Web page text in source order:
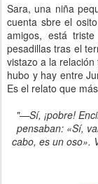
Sara, una niña
cuenta sbre el
amigos, está
pesadillas tras el
vistazo a la
hubo y hay entre
Es el relato que
"—Sí, ¡pobre!
pensaban: «Sí,
cabo, es un oso».